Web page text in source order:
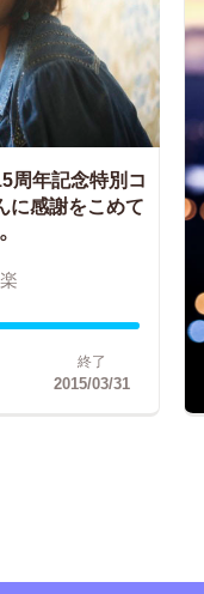
年記念特別コ
に感謝をこめて
終了
2015/03/31